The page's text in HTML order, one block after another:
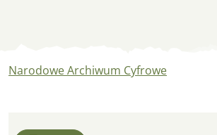
Narodowe
Narodowe Archiwum Cyfrowe